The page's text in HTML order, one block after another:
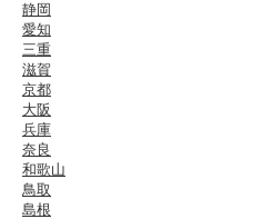
静岡
愛知
三重
滋賀
京都
大阪
兵庫
奈良
和歌山
鳥取
島根